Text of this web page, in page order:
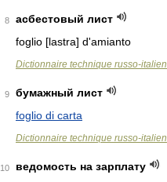
8
асбестовый лист
foglio [lastra] d'amianto
Dictionnaire technique russo-italien
9
бумажный лист
foglio di carta
Dictionnaire technique russo-italien
10
ведомость на зарплату